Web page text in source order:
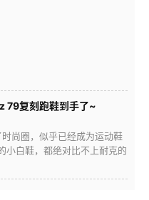
79复刻跑鞋到手了~
尚圈，似乎已经成为运动鞋
小白鞋，都绝对比不上耐克的